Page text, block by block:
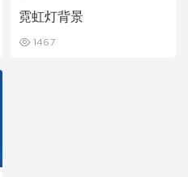
霓虹灯背景
1467